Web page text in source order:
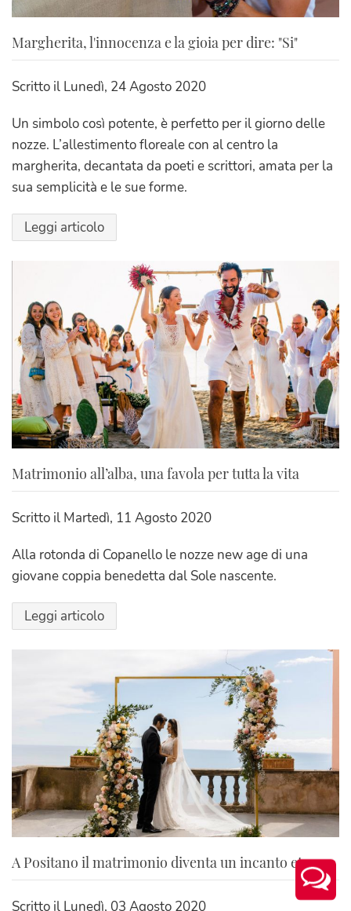
Margherita, l'innocenza e la gioia per dire: "Si"
Scritto il Lunedì, 24 Agosto 2020
Un simbolo così potente, è perfetto per il giorno delle
nozze. L’allestimento floreale con al centro la
margherita, decantata da poeti e scrittori, amata per la
sua semplicità e le sue forme.
Leggi articolo
Matrimonio all’alba, una favola per tutta la vita
Scritto il Martedì, 11 Agosto 2020
Alla rotonda di Copanello le nozze new age di una
giovane coppia benedetta dal Sole nascente.
Leggi articolo
A Positano il matrimonio diventa un incanto eterno
Scritto il Lunedì, 03 Agosto 2020